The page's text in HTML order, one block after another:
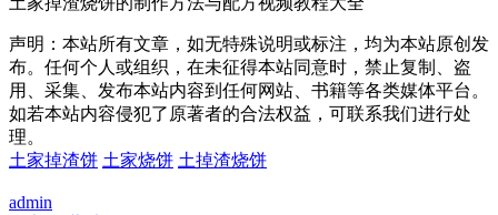
声明：本站所有文章，如无特殊说明或标注，均为本站原创发
布。任何个人或组织，在未征得本站同意时，禁止复制、盗
用、采集、发布本站内容到任何网站、书籍等各类媒体平台。
如若本站内容侵犯了原著者的合法权益，可联系我们进行处
理。
土家掉渣饼 土家烧饼 土掉渣烧饼
admin